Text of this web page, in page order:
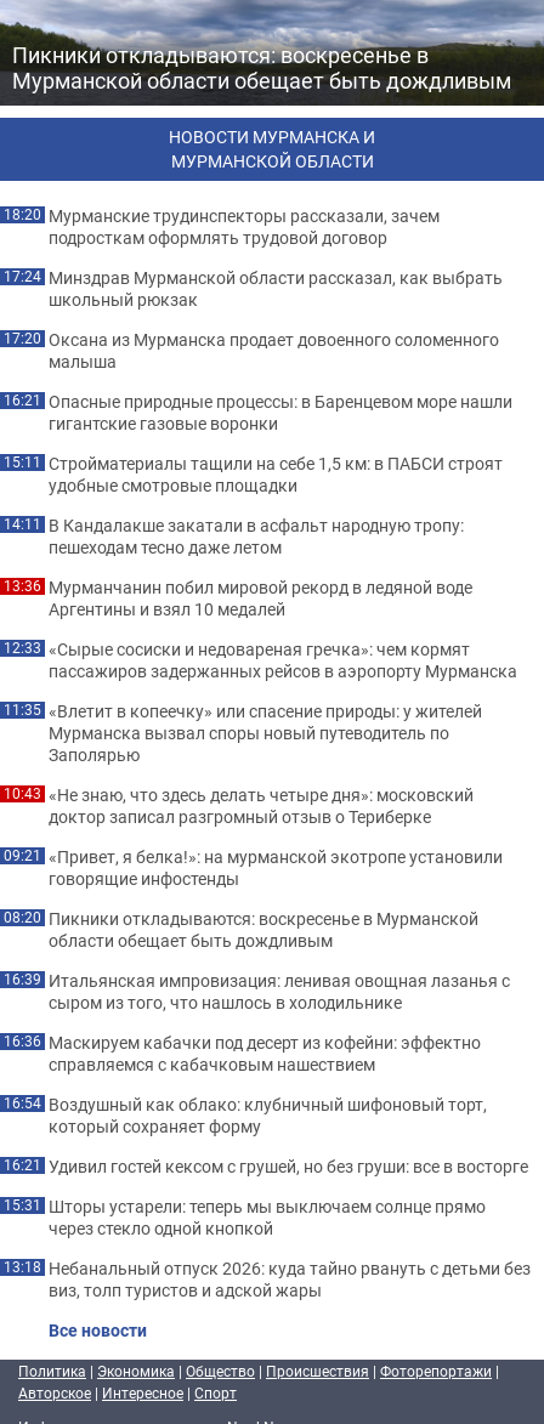
Пикники откладываются: воскресенье в
Мурманской области обещает быть дождливым
НОВОСТИ МУРМАНСКА И
МУРМАНСКОЙ ОБЛАСТИ
18:20 Мурманские трудинспекторы рассказали, зачем
подросткам оформлять трудовой договор
17:24 Минздрав Мурманской области рассказал, как выбрать
школьный рюкзак
17:20 Оксана из Мурманска продает довоенного соломенного
малыша
16:21 Опасные природные процессы: в Баренцевом море нашли
гигантские газовые воронки
15:11 Стройматериалы тащили на себе 1,5 км: в ПАБСИ строят
удобные смотровые площадки
14:11 В Кандалакше закатали в асфальт народную тропу:
пешеходам тесно даже летом
13:36 Мурманчанин побил мировой рекорд в ледяной воде
Аргентины и взял 10 медалей
12:33 «Сырые сосиски и недовареная гречка»: чем кормят
пассажиров задержанных рейсов в аэропорту Мурманска
11:35 «Влетит в копеечку» или спасение природы: у жителей
Мурманска вызвал споры новый путеводитель по
Заполярью
10:43 «Не знаю, что здесь делать четыре дня»: московский
доктор записал разгромный отзыв о Териберке
09:21 «Привет, я белка!»: на мурманской экотропе установили
говорящие инфостенды
08:20 Пикники откладываются: воскресенье в Мурманской
области обещает быть дождливым
16:39 Итальянская импровизация: ленивая овощная лазанья с
сыром из того, что нашлось в холодильнике
16:36 Маскируем кабачки под десерт из кофейни: эффектно
справляемся с кабачковым нашествием
16:54 Воздушный как облако: клубничный шифоновый торт,
который сохраняет форму
16:21 Удивил гостей кексом с грушей, но без груши: все в восторге
15:31 Шторы устарели: теперь мы выключаем солнце прямо
через стекло одной кнопкой
13:18 Небанальный отпуск 2026: куда тайно рвануть с детьми без
виз, толп туристов и адской жары
Все новости
Политика | Экономика | Общество | Происшествия | Фоторепортажи |
Авторское | Интересное | Спорт